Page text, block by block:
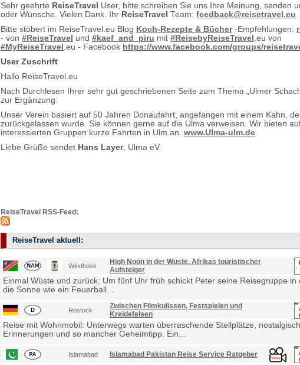
Sehr geehrte ReiseTravel User, bitte schreiben Sie uns Ihre Meinung, senden
oder Wünsche. Vielen Dank. Ihr ReiseTravel Team: feedback@reisetravel.eu
Bitte stöbert im ReiseTravel.eu Blog Koch-Rezepte & Bücher-Empfehlungen:
- von #ReiseTravel und #kaef_and_piru mit #ReisebyReiseTravel .eu von
#MyReiseTravel .eu - Facebook https://www.facebook.com/groups/
User Zuschrift
Hallo ReiseTravel.eu
Nach Durchlesen Ihrer sehr gut geschriebenen Seite zum Thema „Ulmer
zur Ergänzung:
Unser Verein basiert auf 50 Jahren Donaufahrt, angefangen mit einem Kahn,
zurückgelassen wurde. Sie können gerne auf die Ulma verweisen. Wir bieten
interessierten Gruppen kurze Fahrten in Ulm an. www.Ulma-ulm.de
Liebe Grüße sendet Hans Layer, Ulma eV.
ReiseTravel RSS-Feed:
ReiseTravel aktuell:
Windhoek
High Noon in der Wüste. Afrikas touristischer
Aufsteiger
Einmal Wüste und zurück: Um fünf Uhr früh schickt Peter seine Reisegruppe in
die Sonne wie ein Feuerball...
Rostock
Zwischen Filmkulissen, Festspielen und
Kreidefelsen
Reise mit Wohnmobil: Unterwegs warten überraschende Stellplätze,
Erinnerungen und so mancher Geheimtipp. Ein...
Islamabad Islamabad Pakistan Reise Service Ratgeber